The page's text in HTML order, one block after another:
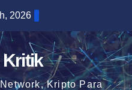
2026
Kripto Para